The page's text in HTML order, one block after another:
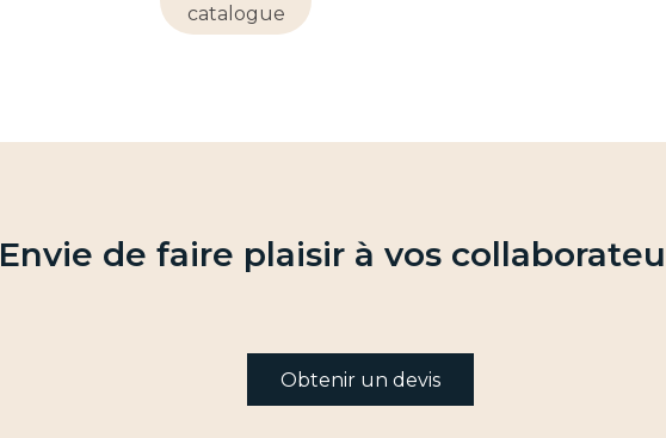
catalogue
Envie de faire plaisir à vos
Obtenir un devis